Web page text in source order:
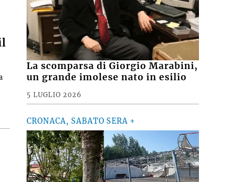
La scomparsa di Giorgio Marabini,
un grande imolese nato in esilio
CRONACA, SABATO SERA +